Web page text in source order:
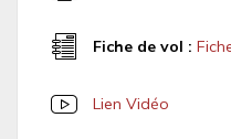
Fiche de vol :
Lien Vidéo